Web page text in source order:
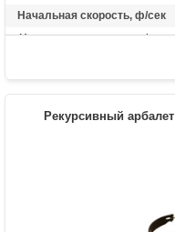
Начальная скорость, ф/сек
Начальная скорость, м/сек
Стандарт стрел (дюймы)
Назначение
Рекурсивный